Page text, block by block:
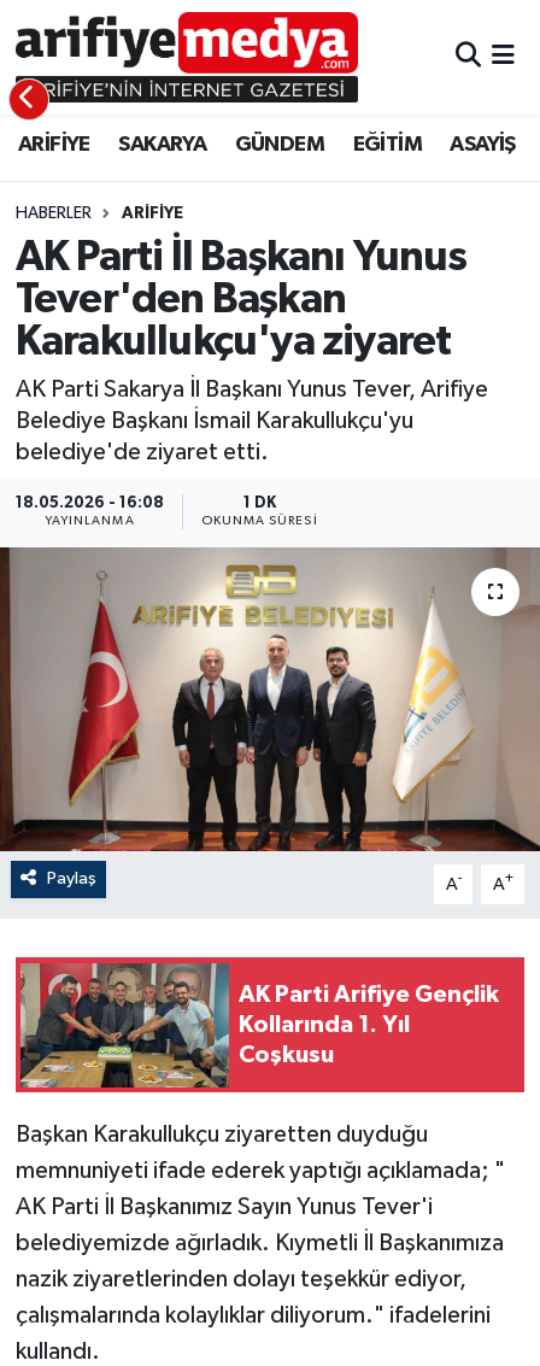
ARİFİYE SAKARYA GÜNDEM EĞİTİM ASAYİŞ
HABERLER ARİFİYE
AK Parti İl Başkanı Yunus
Tever'den Başkan
Karakullukçu'ya ziyaret
AK Parti Sakarya İl Başkanı Yunus Tever, Arifiye
Belediye Başkanı İsmail Karakullukçu'yu
belediye'de ziyaret etti.
18.05.2026 - 16:08
YAYINLANMA
1 DK
OKUNMA SÜRESI
Paylaş A- A+
AK Parti Arifiye Gençlik
Kollarında 1. Yıl
Coşkusu
Başkan Karakullukçu ziyaretten duyduğu
memnuniyeti ifade ederek yaptığı açıklamada; "
AK Parti İl Başkanımız Sayın Yunus Tever'i
belediyemizde ağırladık. Kıymetli İl Başkanımıza
nazik ziyaretlerinden dolayı teşekkür ediyor,
çalışmalarında kolaylıklar diliyorum." ifadelerini
kullandı.
ARİFİYE
SAKARYA
GÜNDEM
EĞİTİM
ASAYİŞ
EKONOMİ
ARİFİYE
GÜNDEM
EĞİTİM
EKONOMİ
ASAYİŞ
Sakarya Hava Durumu
Sakarya Namaz Vakitleri
Sakarya Trafik Yoğunluk Haritası
Süper Lig Puan Durumu ve Fikstür
Tüm Manşetler
Son Dakika Haberleri
Haber Arşivi